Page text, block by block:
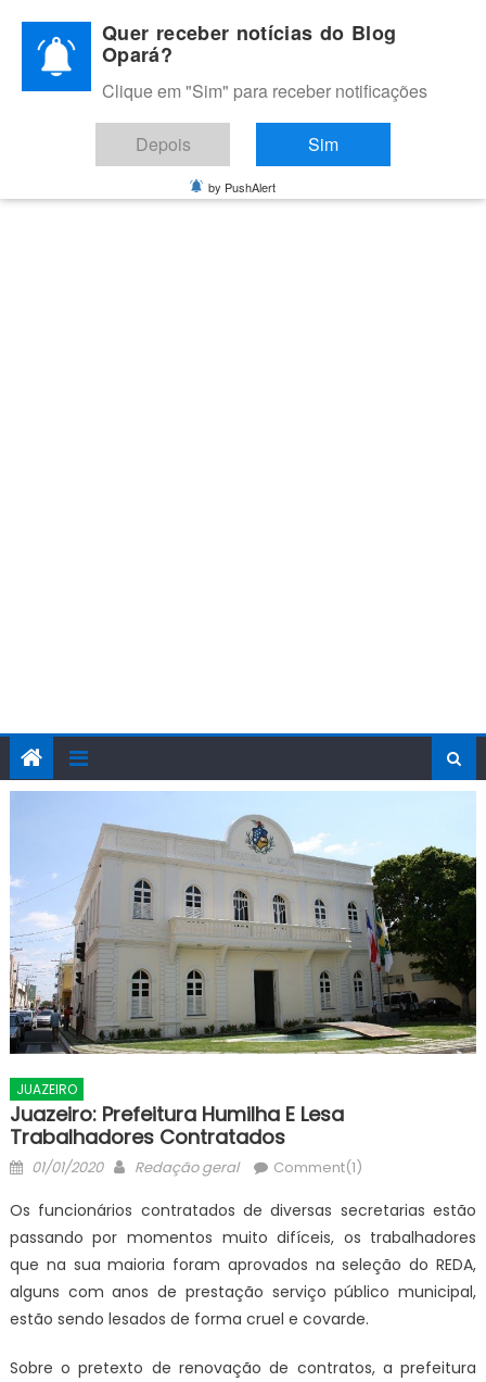
content
BLOG OPARÁ
Melhores notícias de Juazeiro, Petrolina e do Vale do São
Francisco
JUAZEIRO
Juazeiro: Prefeitura Humilha E Lesa
Trabalhadores Contratados
Posted
01/01/2020 Author
Redação geral Comment(1)
Os funcionários contratados de diversas secretarias estão
passando por momentos muito difíceis, os trabalhadores
que na sua maioria foram aprovados na seleção do REDA,
alguns com anos de prestação serviço público municipal,
estão sendo lesados de forma cruel e covarde.
Sobre o pretexto de renovação de contratos, a prefeitura
Quer receber notícias do Blog
Opará?
Clique em "Sim" para receber notificações
Depois Sim
by PushAlert